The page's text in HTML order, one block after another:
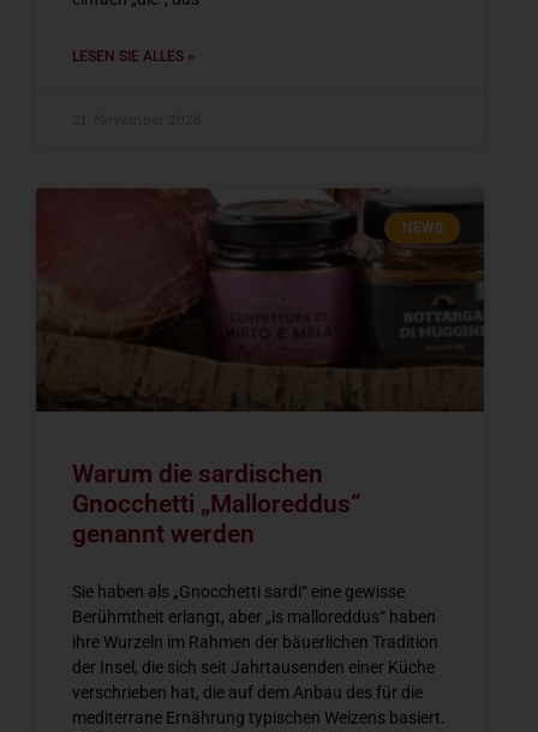
LESEN SIE ALLES »
NEWS
Warum die sardischen
Gnocchetti „Malloreddus“
genannt werden
Sie haben als „Gnocchetti sardi“ eine gewisse
Berühmtheit erlangt, aber „is malloreddus“ haben
ihre Wurzeln im Rahmen der bäuerlichen Tradition
der Insel, die sich seit Jahrtausenden einer Küche
verschrieben hat, die auf dem Anbau des für die
mediterrane Ernährung typischen Weizens basiert.